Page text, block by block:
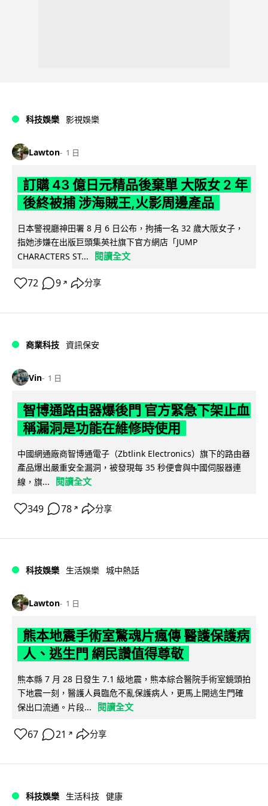
科技娛樂 影視娛樂
Lawton 1 日
訂購 43 億日元精品後棄單 大阪女 2 年
後終被捕 涉海賊王,火影周邊產品
日本警視廳神田署 8 月 6 日公布，拘捕一名 32 歲大阪女子，
指她涉嫌在出版巨頭集英社旗下官方網店「JUMP
CHARACTERS ST...
閱讀全文
72 9 ↗ 分享
商業科技 資訊保安
Vin 1 日
智博通路由器爆後門 官方緊急下架止血
稱漏洞是功能在維修時使用
中國網通廠商智博通電子（Zbtlink Electronics）旗下的路由器
產品爆出嚴重安全漏洞，被發現每 35 秒便會與中國伺服器連
線，旗...
閱讀全文
349 78 ↗ 分享
科技娛樂 生活娛樂 城中熱話
Lawton 1 日
熊本地震手術室驚魂片瘋傳 醫護保護病
人、逃生門 網民讚值得尊敬
熊本縣 7 月 28 日發生 7.1 級地震，熊本綜合醫院手術室鏡頭拍
下地震一刻，醫護人員臨危不亂保護病人，更馬上開逃生門確
保出口流通。片段...
閱讀全文
67 21 ↗ 分享
科技娛樂 生活科技 健康